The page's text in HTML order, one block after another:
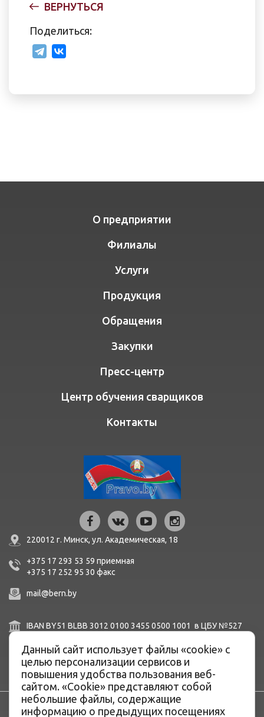
ВЕРНУТЬСЯ
Поделиться:
О предприятии
Филиалы
Услуги
Продукция
Обращения
Закупки
Пресс-центр
Центр обучения сварщиков
Контакты
220012 г. Минск, ул. Академическая, 18
+375 17 293 53 59 приемная
+375 17 252 95 30 факc
mail@bern.by
IBAN BY51 BLBB 3012 0100 3455 0500 1001 в ЦБУ №527
8Н,
BIC BLBBBY2X
Данный сайт использует файлы «cookie» с
целью персонализации сервисов и
повышения удобства пользования веб-
сайтом. «Cookie» представляют собой
небольшие файлы, содержащие
информацию о предыдущих посещениях